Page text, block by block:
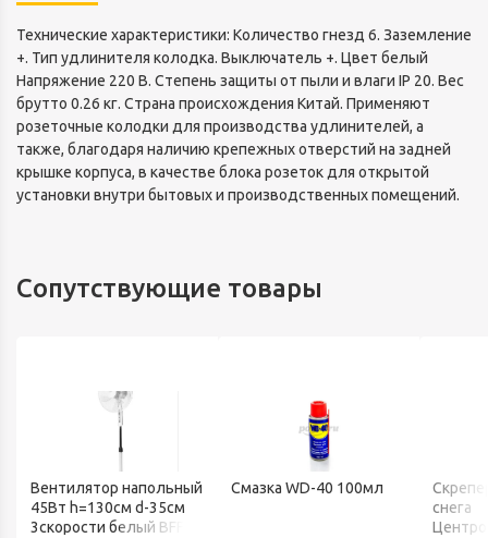
Технические характеристики: Количество гнезд 6. Заземление
+. Тип удлинителя колодка. Выключатель +. Цвет белый
Напряжение 220 В. Степень защиты от пыли и влаги IP 20. Вес
брутто 0.26 кг. Страна происхождения Китай. Применяют
розеточные колодки для производства удлинителей, а
также, благодаря наличию крепежных отверстий на задней
крышке корпуса, в качестве блока розеток для открытой
установки внутри бытовых и производственных помещений.
Сопутствующие товары
Вентилятор напольный
45Вт h=130см d-35см
3скорости белый BFF-
Смазка WD-40 100мл
снега